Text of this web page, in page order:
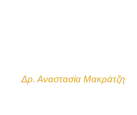
Δρ. Αναστασία Μακράτζη